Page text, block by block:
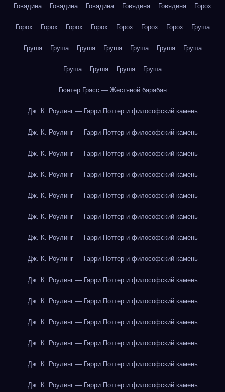
Говядина Говядина Говядина Говядина Говядина Горох
Горох Горох Горох Горох Горох Горох Горох Груша
Груша Груша Груша Груша Груша Груша Груша
Груша Груша Груша Груша
Гюнтер Грасс — Жестяной барабан
Дж. К. Роулинг — Гарри Поттер и философский камень
Дж. К. Роулинг — Гарри Поттер и философский камень
Дж. К. Роулинг — Гарри Поттер и философский камень
Дж. К. Роулинг — Гарри Поттер и философский камень
Дж. К. Роулинг — Гарри Поттер и философский камень
Дж. К. Роулинг — Гарри Поттер и философский камень
Дж. К. Роулинг — Гарри Поттер и философский камень
Дж. К. Роулинг — Гарри Поттер и философский камень
Дж. К. Роулинг — Гарри Поттер и философский камень
Дж. К. Роулинг — Гарри Поттер и философский камень
Дж. К. Роулинг — Гарри Поттер и философский камень
Дж. К. Роулинг — Гарри Поттер и философский камень
Дж. К. Роулинг — Гарри Поттер и философский камень
Дж. К. Роулинг — Гарри Поттер и философский камень